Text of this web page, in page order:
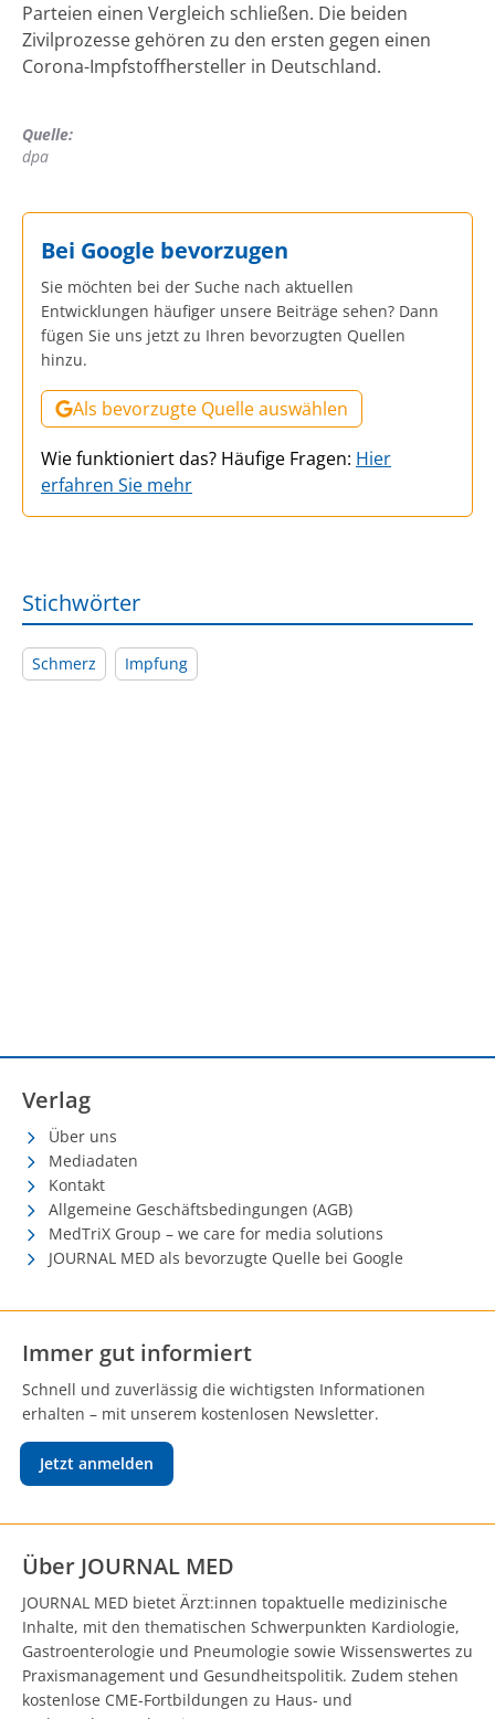
Parteien einen Vergleich schließen. Die beiden
Zivilprozesse gehören zu den ersten gegen einen
Corona-Impfstoffhersteller in Deutschland.
Quelle:
dpa
Bei Google bevorzugen
Sie möchten bei der Suche nach aktuellen
Entwicklungen häufiger unsere Beiträge sehen? Dann
fügen Sie uns jetzt zu Ihren bevorzugten Quellen
hinzu.
Als bevorzugte Quelle auswählen
Wie funktioniert das? Häufige Fragen: Hier
erfahren Sie mehr
Stichwörter
Schmerz Impfung
Verlag
Über uns
Mediadaten
Kontakt
Allgemeine Geschäftsbedingungen (AGB)
MedTriX Group – we care for media solutions
JOURNAL MED als bevorzugte Quelle bei Google
Immer gut informiert
Schnell und zuverlässig die wichtigsten Informationen
erhalten – mit unserem kostenlosen Newsletter.
Jetzt anmelden
Über JOURNAL MED
JOURNAL MED bietet Ärzt:innen topaktuelle medizinische
Inhalte, mit den thematischen Schwerpunkten Kardiologie,
Gastroenterologie und Pneumologie sowie Wissenswertes zu
Praxismanagement und Gesundheitspolitik. Zudem stehen
kostenlose CME-Fortbildungen zu Haus- und